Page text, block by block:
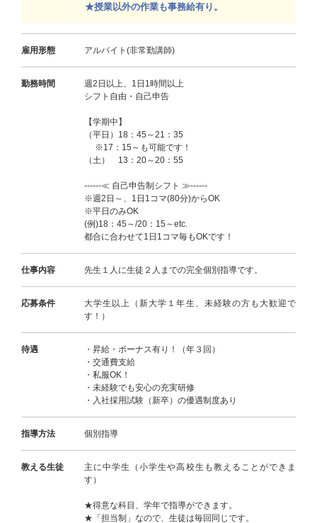
★授業以外の作業も事務給有り。
雇用形態 アルバイト(非常勤講師)
勤務時間
週2日以上、1日1時間以上
シフト自由・自己申告
【学期中】
（平日）18：45～21：35
※17：15～も可能です！
（土） 13：20～20：55
------≪ 自己申告制シフト ≫------
※週2日～、1日1コマ(80分)からOK
※平日のみOK
(例)18：45～/20：15～etc.
都合に合わせて1日1コマ毎もOKです！
仕事内容 先生１人に生徒２人までの完全個別指導です。
応募条件
大学生以上（新大学１年生、未経験の方も大歓迎で
す！）
待遇
・昇給・ボーナス有り！（年３回）
・交通費支給
・私服OK！
・未経験でも安心の充実研修
・入社採用試験（新卒）の優遇制度あり
指導方法 個別指導
教える生徒
主に中学生（小学生や高校生も教えることができま
す）
★得意な科目、学年で指導ができます。
★「担当制」なので、生徒は毎回同じです。